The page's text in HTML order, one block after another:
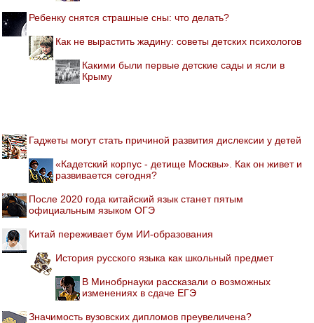
Ребенку снятся страшные сны: что делать?
Как не вырастить жадину: советы детских психологов
Какими были первые детские сады и ясли в
Крыму
Гаджеты могут стать причиной развития дислексии у детей
«Кадетский корпус - детище Москвы». Как он живет и
развивается сегодня?
После 2020 года китайский язык станет пятым
официальным языком ОГЭ
Китай переживает бум ИИ-образования
История русского языка как школьный предмет
В Минобрнауки рассказали о возможных
изменениях в сдаче ЕГЭ
Значимость вузовских дипломов преувеличена?